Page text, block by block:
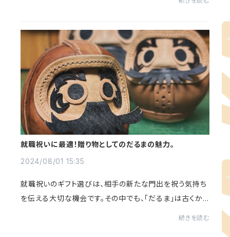
就職祝いに最適！贈り物としてのだるまの魅力。
2024/08/01 15:35
就職祝いのギフト選びは、相手の新たな門出を祝う気持ち
を伝える大切な機会です。その中でも、「だるま」は古くから
続きを読む